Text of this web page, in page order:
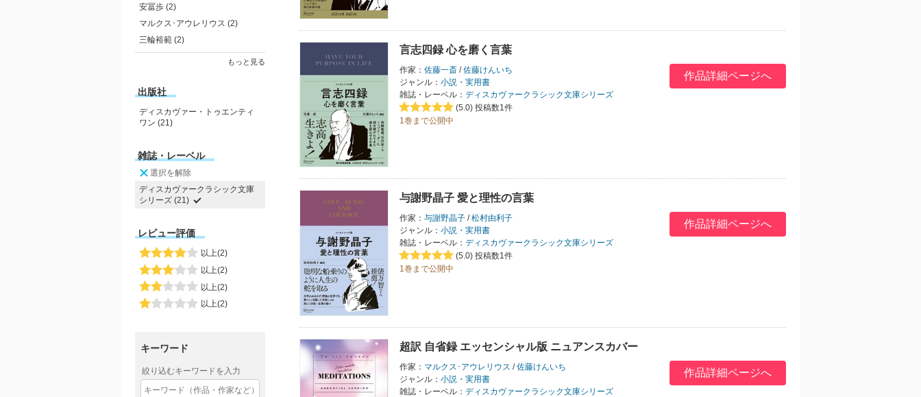
安冨歩 (2)
マルクス･アウレリウス (2)
三輪裕範 (2)
もっと見る
出版社
ディスカヴァー・トゥエンティ
ワン (21)
雑誌・レーベル
選択を解除
ディスカヴァークラシック文庫
シリーズ (21)
レビュー評価
以上(2)
以上(2)
以上(2)
以上(2)
キーワード
絞り込むキーワードを入力
言志四録 心を磨く言葉
作家： 佐藤一斎 /佐藤けんいち
ジャンル： 小説・実用書
雑誌・レーベル： ディスカヴァークラシック文庫シリーズ
(5.0) 投稿数1件
1巻まで公開中
作品詳細ページへ
与謝野晶子 愛と理性の言葉
作家： 与謝野晶子 /松村由利子
ジャンル： 小説・実用書
雑誌・レーベル： ディスカヴァークラシック文庫シリーズ
(5.0) 投稿数1件
1巻まで公開中
作品詳細ページへ
超訳 自省録 エッセンシャル版 ニュアンスカバー
作家： マルクス･アウレリウス /佐藤けんいち
ジャンル： 小説・実用書
雑誌・レーベル： ディスカヴァークラシック文庫シリーズ
作品詳細ページへ